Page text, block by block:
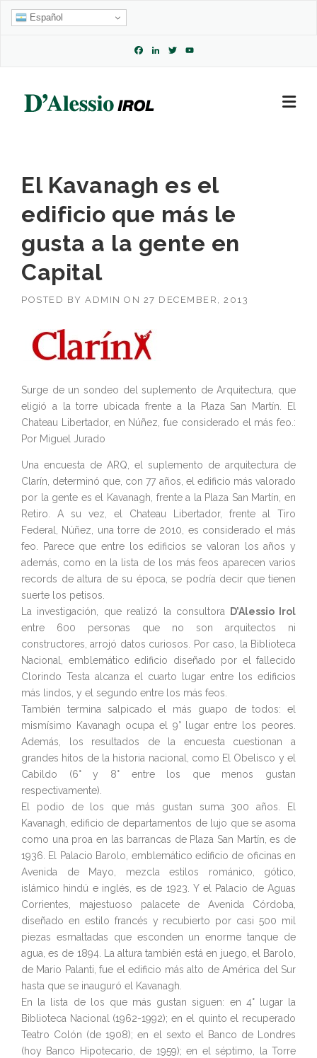
Skip
Español
Facebook
LinkedIn
Twitter
El Kavanagh es el
edificio que más le
gusta a la gente en
Capital
POSTED BY ADMIN ON 27 DECEMBER, 2013
Surge de un sondeo del suplemento de Arquitectura, que
eligió a la torre ubicada frente a la Plaza San Martín. El
Chateau Libertador, en Núñez, fue considerado el más feo.:
Por Miguel Jurado
Una encuesta de ARQ, el suplemento de arquitectura de
Clarín, determinó que, con 77 años, el edificio más valorado
por la gente es el Kavanagh, frente a la Plaza San Martín, en
Retiro. A su vez, el Chateau Libertador, frente al Tiro
Federal, Núñez, una torre de 2010, es considerado el más
feo. Parece que entre los edificios se valoran los años y
además, como en la lista de los más feos aparecen varios
records de altura de su época, se podría decir que tienen
suerte los petisos.
La investigación, que realizó la consultora D’Alessio Irol
entre 600 personas que no son arquitectos ni
constructores, arrojó datos curiosos. Por caso, la Biblioteca
Nacional, emblemático edificio diseñado por el fallecido
Clorindo Testa alcanza el cuarto lugar entre los edificios
más lindos, y el segundo entre los más feos.
También termina salpicado el más guapo de todos: el
mismísimo Kavanagh ocupa el 9° lugar entre los peores.
Además, los resultados de la encuesta cuestionan a
grandes hitos de la historia nacional, como El Obelisco y el
Cabildo (6° y 8° entre los que menos gustan
respectivamente).
El podio de los que más gustan suma 300 años. El
Kavanagh, edificio de departamentos de lujo que se asoma
como una proa en las barrancas de Plaza San Martín, es de
1936. El Palacio Barolo, emblemático edificio de oficinas en
Avenida de Mayo, mezcla estilos románico, gótico,
islámico hindú e inglés, es de 1923. Y el Palacio de Aguas
Corrientes, majestuoso palacete de Avenida Córdoba,
diseñado en estilo francés y recubierto por casi 500 mil
piezas esmaltadas que esconden un enorme tanque de
agua, es de 1894. La altura también está en juego, el Barolo,
de Mario Palanti, fue el edificio más alto de América del Sur
hasta que se inauguró el Kavanagh.
En la lista de los que más gustan siguen: en 4° lugar la
Biblioteca Nacional (1962-1992); en el quinto el recuperado
Teatro Colón (de 1908); en el sexto el Banco de Londres
(hoy Banco Hipotecario, de 1959); en el séptimo, la Torre